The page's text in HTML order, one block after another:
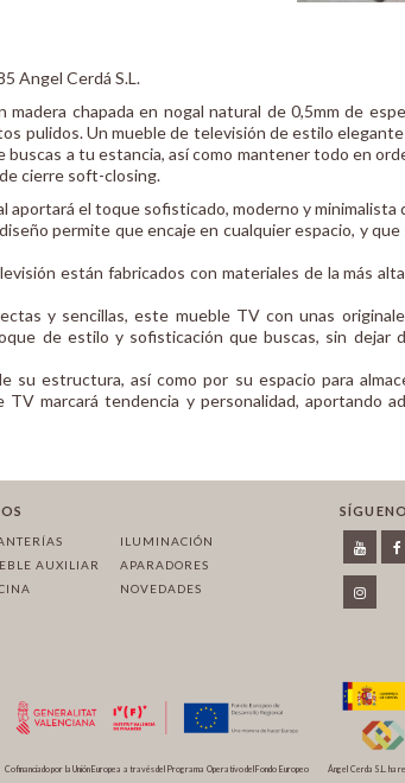
Angel Cerdá S.L.
chapada en nogal natural de 0,5mm de
pulidos. Un mueble de televisión de estilo
a tu estancia, así como mantener todo en
cierre soft-closing.
aportará el toque sofisticado, moderno y minimalista
permite que encaje en cualquier espacio, y
están fabricados con materiales de la más
y sencillas, este mueble TV con unas
de estilo y sofisticación que buscas, sin dejar
su estructura, así como por su espacio para
marcará tendencia y personalidad, aportando
AUXILIAR
ILUMINACIÓN
APARADORES
NOVEDADES
Cofinanciado por la Unión Europea a través del Programa Operativo del Fondo Europeo Ángel Cerda S.L. ha